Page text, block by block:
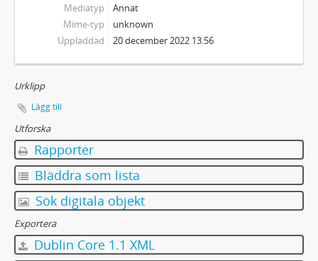
Mediatyp
Annat
Mime-typ
unknown
Uppladdad
20 december 2022 13.56
Urklipp
Lägg till
Utforska
Rapporter
Bläddra som lista
Sök digitala objekt
Exportera
Dublin Core 1.1 XML